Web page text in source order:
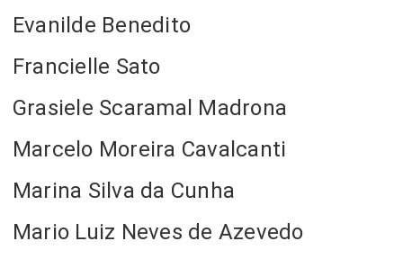
Evanilde Benedito
Francielle Sato
Grasiele Scaramal Madrona
Marcelo Moreira Cavalcanti
Marina Silva da Cunha
Mario Luiz Neves de Azevedo